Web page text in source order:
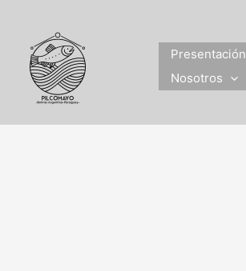
contenido
Presentación
Nosotros